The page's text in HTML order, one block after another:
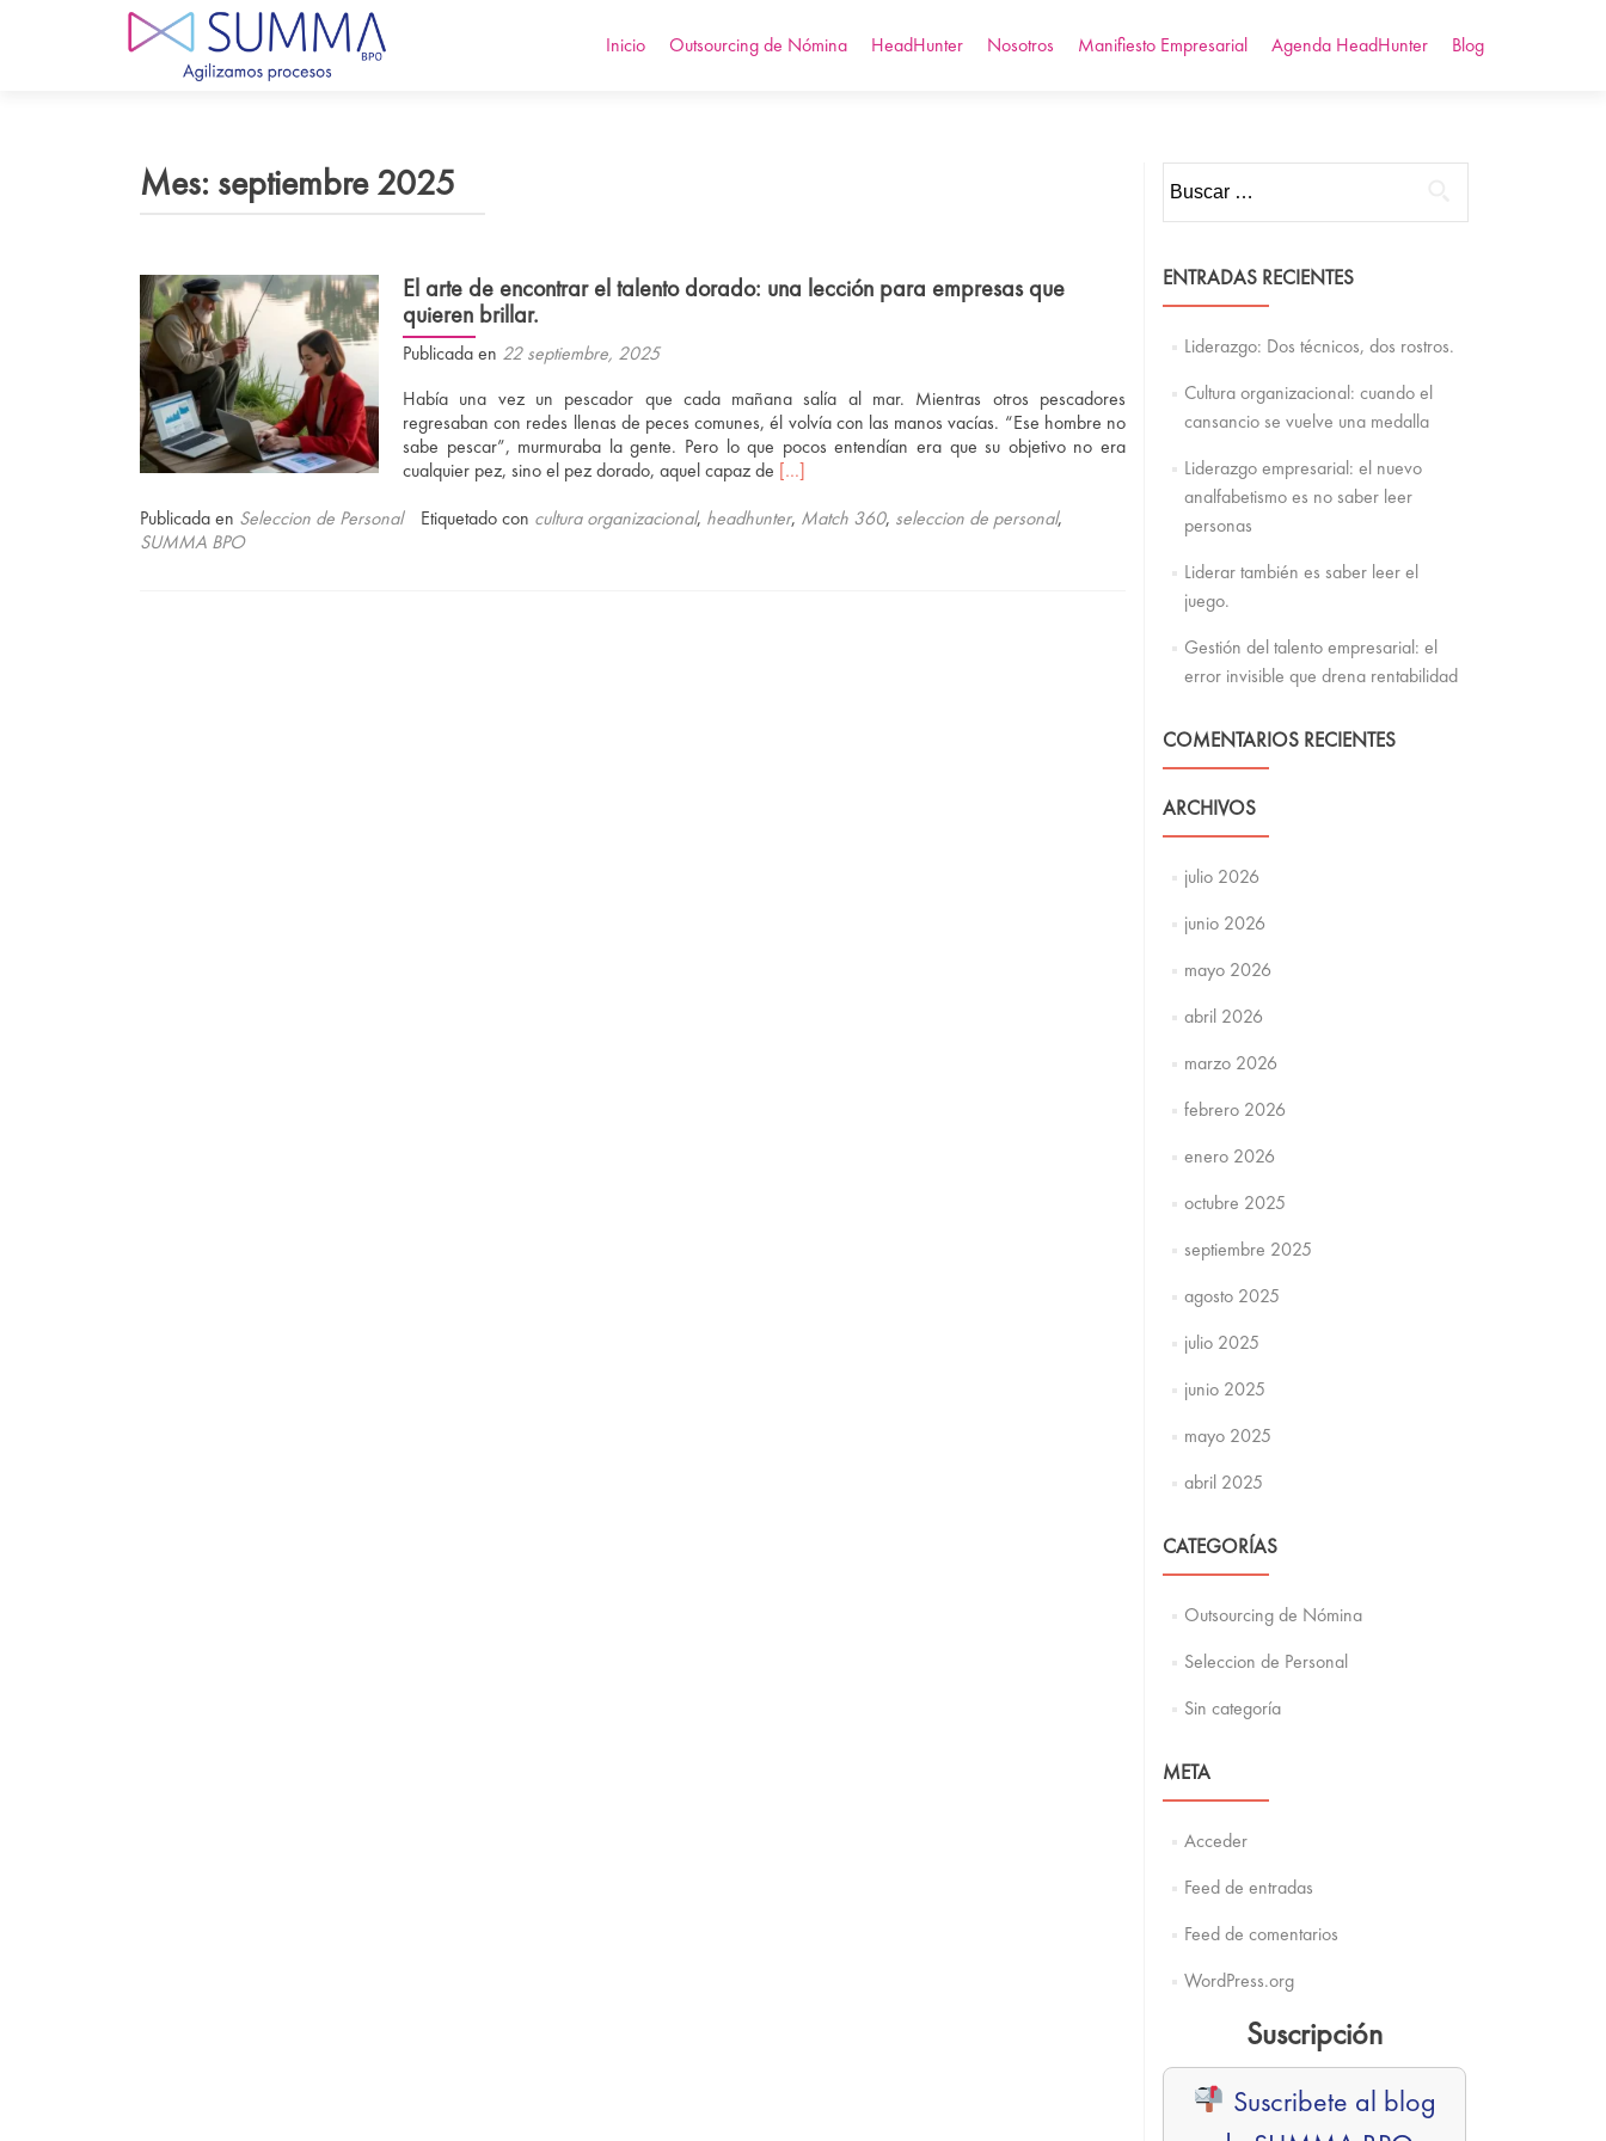
al
Inicio Outsourcing de Nómina HeadHunter Nosotros Manifiesto Empresarial Agenda HeadHunter Blog
Mes: septiembre 2025
El arte de encontrar el talento dorado: una lección para empresas que
quieren brillar.
Publicada en 22 septiembre, 2025
Había una vez un pescador que cada mañana salía al mar. Mientras otros pescadores
regresaban con redes llenas de peces comunes, él volvía con las manos vacías. “Ese hombre no
sabe pescar”, murmuraba la gente. Pero lo que pocos entendían era que su objetivo no era
cualquier pez, sino el pez dorado, aquel capaz de Leer
arte
[…]
Publicada en Seleccion de Personal Etiquetado con cultura organizacional, headhunter, Match 360, seleccion de personal,
SUMMA BPO
ENTRADAS RECIENTES
Liderazgo: Dos técnicos, dos rostros.
Cultura organizacional: cuando el
cansancio se vuelve una medalla
Liderazgo empresarial: el nuevo
analfabetismo es no saber leer
personas
Liderar también es saber leer el
juego.
Gestión del talento empresarial: el
error invisible que drena rentabilidad
COMENTARIOS RECIENTES
ARCHIVOS
julio 2026
junio 2026
mayo 2026
abril 2026
marzo 2026
febrero 2026
enero 2026
octubre 2025
septiembre 2025
agosto 2025
julio 2025
junio 2025
mayo 2025
abril 2025
CATEGORÍAS
Outsourcing de Nómina
Seleccion de Personal
Sin categoría
META
Acceder
Feed de entradas
Feed de comentarios
WordPress.org
Suscripción
Suscribete al blog